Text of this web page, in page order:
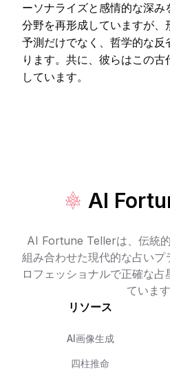
ーソナライズと感情的な深
分野を再形成していますが、
予測だけでなく、哲学的な反
ります。共に、彼らはこの
しています。
AI
AI Fortune Tellerは、伝統
組み合わせた現代的な占い
ロフェッショナルで正確な
ています
リソース
AI画像生成
四柱推命